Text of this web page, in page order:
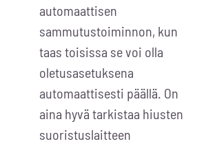
automaattisen
sammutustoiminnon, kun
taas toisissa se voi olla
oletusasetuksena
automaattisesti päällä. On
aina hyvä tarkistaa hiusten
suoristuslaitteen